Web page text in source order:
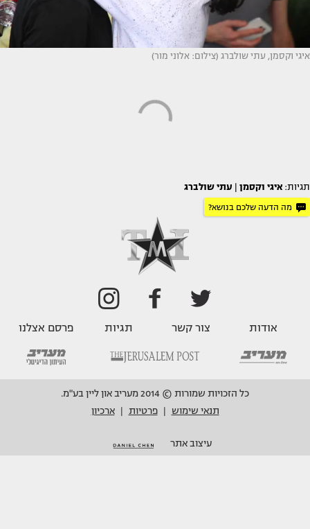
איגי וקסמן, עתי שולברג (צילום: אלוני מור)
תגיות: איגי וקסמן עתי שולברג
מה הדעה שלכם בנושא?
אודות צור קשר תגיות פרסם אצלנו
כל הזכויות שמורות © 2014 מעריב און ליין בע"מ.
תנאי שימוש
פרטיות ארכיון
עיצוב אתר